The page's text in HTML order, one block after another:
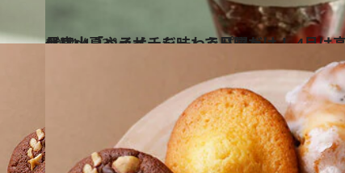
2024.4.23
代官山「ペイサージュ」で日曜だけ！ 4月は高級いちご“あまりん”、5月は小夏やライチを味わうパフェ
グルメ